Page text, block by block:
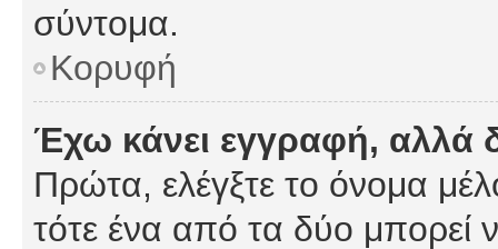
σύντομα.
Κορυφή
Έχω κάνει εγγραφή,
Πρώτα, ελέγξτε το όνομα
τότε ένα από τα δύο μπορεί